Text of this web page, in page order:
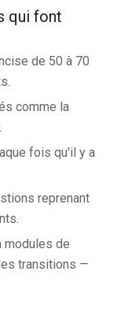
qui font
de 50 à 70
comme la
fois qu'il y a
reprenant
modules de
transitions —